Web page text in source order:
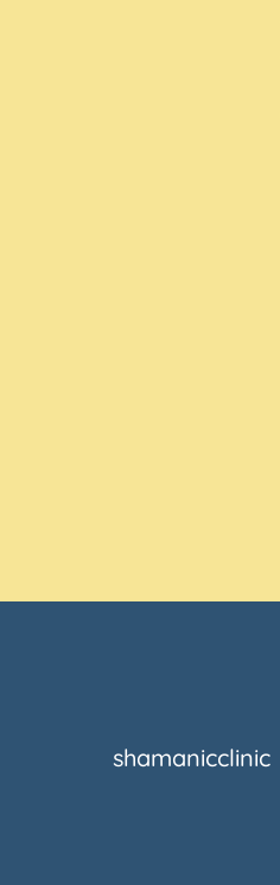
shamanicclinic